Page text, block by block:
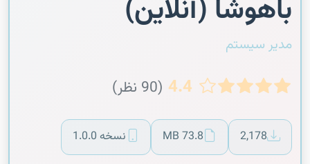
باهوشا (آنلاین)
مدیر سیستم
4.4 (90 نظر)
2,178
73.8 MB نسخه 1.0.0